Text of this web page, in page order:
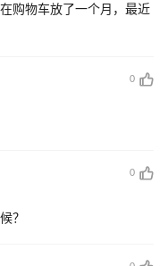
购物车放了一个月，最近
0
0
？